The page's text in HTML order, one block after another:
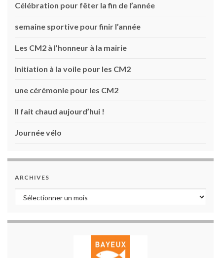
Célébration pour fêter la fin de l’année
semaine sportive pour finir l’année
Les CM2 à l’honneur à la mairie
Initiation à la voile pour les CM2
une cérémonie pour les CM2
Il fait chaud aujourd’hui !
Journée vélo
ARCHIVES
Archives